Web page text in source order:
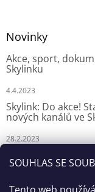
SOUHLAS SE
Novinky
Akce, sport,
Skylinku
4.4.2023
Skylink: Do akce!
nových kanálů ve
28.2.2023